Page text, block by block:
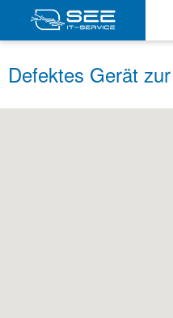
Defektes Gerät